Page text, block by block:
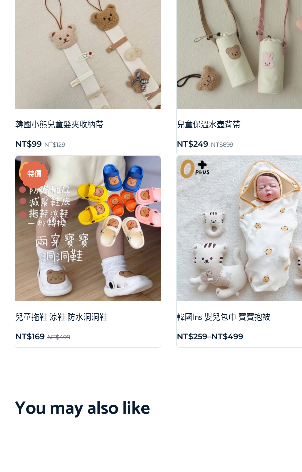
韓國小熊兒童髮夾收納帶
NT$129
NT$99
兒童保溫水壺背帶
NT$699
NT$249
特價
兒童拖鞋 涼鞋 防水洞洞鞋
NT$499
NT$169
韓國Ins 嬰兒包巾 寶寶抱被
NT$259–NT$499
You may also like